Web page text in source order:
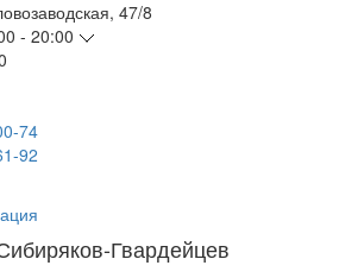
47/8
- 20:00
74
92
Гвардейцев